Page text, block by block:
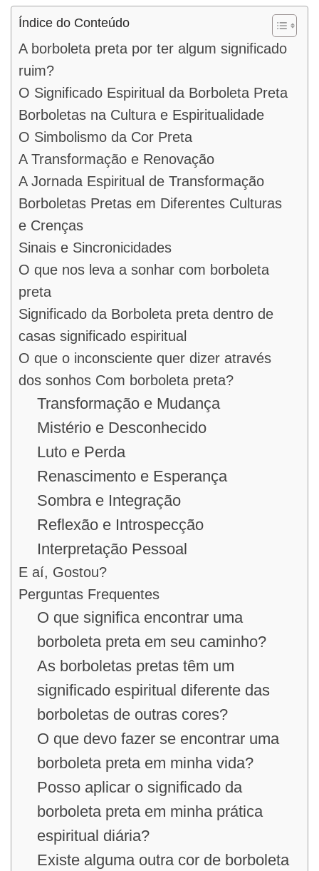
Índice do Conteúdo
A borboleta preta por ter algum significado
ruim?
O Significado Espiritual da Borboleta Preta
Borboletas na Cultura e Espiritualidade
O Simbolismo da Cor Preta
A Transformação e Renovação
A Jornada Espiritual de Transformação
Borboletas Pretas em Diferentes Culturas
e Crenças
Sinais e Sincronicidades
O que nos leva a sonhar com borboleta
preta
Significado da Borboleta preta dentro de
casas significado espiritual
O que o inconsciente quer dizer através
dos sonhos Com borboleta preta?
Transformação e Mudança
Mistério e Desconhecido
Luto e Perda
Renascimento e Esperança
Sombra e Integração
Reflexão e Introspecção
Interpretação Pessoal
E aí, Gostou?
Perguntas Frequentes
O que significa encontrar uma
borboleta preta em seu caminho?
As borboletas pretas têm um
significado espiritual diferente das
borboletas de outras cores?
O que devo fazer se encontrar uma
borboleta preta em minha vida?
Posso aplicar o significado da
borboleta preta em minha prática
espiritual diária?
Existe alguma outra cor de borboleta